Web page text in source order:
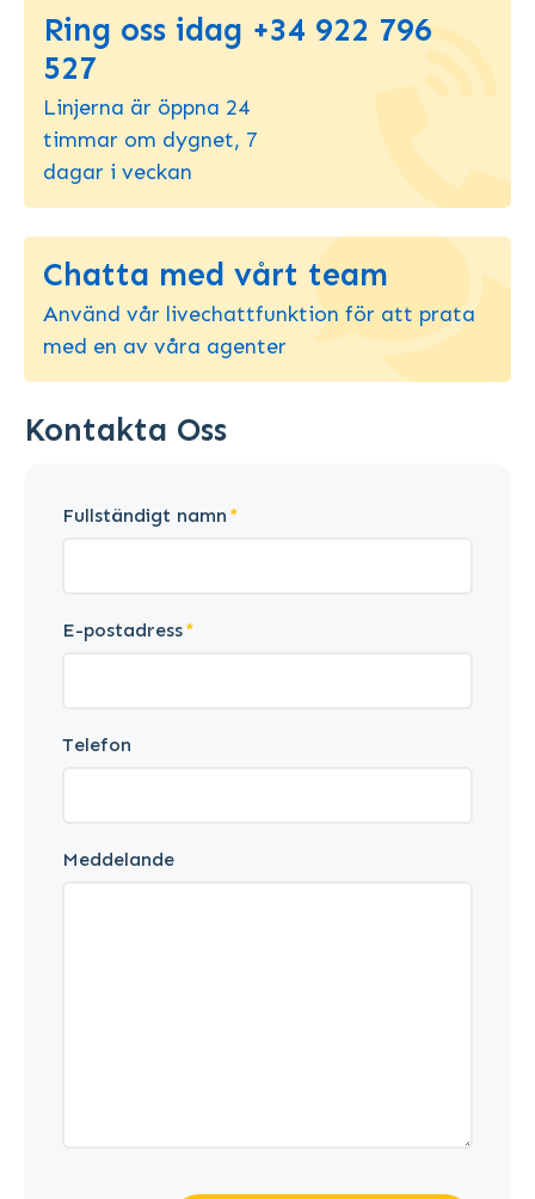
Ring oss idag +34 922 796
527
Linjerna är öppna 24
timmar om dygnet, 7
dagar i veckan
Chatta med vårt team
Använd vår livechattfunktion för att prata
med en av våra agenter
Kontakta Oss
Fullständigt namn
E-postadress
Telefon
Meddelande